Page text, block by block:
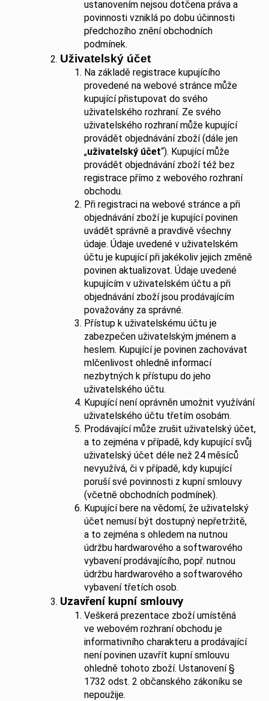
ustanovením nejsou dotčena práva a
povinnosti vzniklá po dobu účinnosti
předchozího znění obchodních
podmínek.
Uživatelský účet
Na základě registrace kupujícího
provedené na webové stránce může
kupující přistupovat do svého
uživatelského rozhraní. Ze svého
uživatelského rozhraní může kupující
provádět objednávání zboží (dále jen
„uživatelský účet“). Kupující může
provádět objednávání zboží též bez
registrace přímo z webového rozhraní
obchodu.
Při registraci na webové stránce a při
objednávání zboží je kupující povinen
uvádět správně a pravdivě všechny
údaje. Údaje uvedené v uživatelském
účtu je kupující při jakékoliv jejich změně
povinen aktualizovat. Údaje uvedené
kupujícím v uživatelském účtu a při
objednávání zboží jsou prodávajícím
považovány za správné.
Přístup k uživatelskému účtu je
zabezpečen uživatelským jménem a
heslem. Kupující je povinen zachovávat
mlčenlivost ohledně informací
nezbytných k přístupu do jeho
uživatelského účtu.
Kupující není oprávněn umožnit využívání
uživatelského účtu třetím osobám.
Prodávající může zrušit uživatelský účet,
a to zejména v případě, kdy kupující svůj
uživatelský účet déle než 24 měsíců
nevyužívá, či v případě, kdy kupující
poruší své povinnosti z kupní smlouvy
(včetně obchodních podmínek).
Kupující bere na vědomí, že uživatelský
účet nemusí být dostupný nepřetržitě,
a to zejména s ohledem na nutnou
údržbu hardwarového a softwarového
vybavení prodávajícího, popř. nutnou
údržbu hardwarového a softwarového
vybavení třetích osob.
Uzavření kupní smlouvy
Veškerá prezentace zboží umístěná
ve webovém rozhraní obchodu je
informativního charakteru a prodávající
není povinen uzavřít kupní smlouvu
ohledně tohoto zboží. Ustanovení §
1732 odst. 2 občanského zákoníku se
nepoužije.